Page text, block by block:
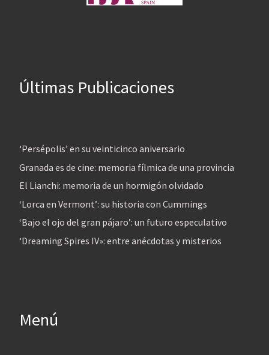
Últimas Publicaciones
‘Persépolis’ en su veinticinco aniversario
Granada es de cine: memoria fílmica de una provincia
El Lianchi: memoria de un hormigón olvidado
‘Lorca en Vermont’: su historia con Cummings
‘Bajo el ojo del gran pájaro’: un futuro especulativo
‘Dreaming Spires IV»: entre anécdotas y misterios
Menú